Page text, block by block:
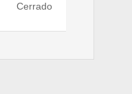
Cerrado